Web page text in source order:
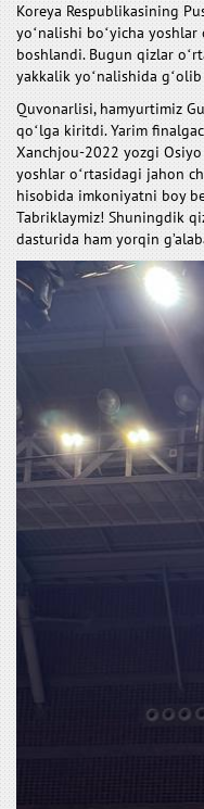
Koreya Respublikasining
yoʻnalishi boʻyicha
boshlandi. Bugun qizlar
yakkalik yoʻnalishida
Quvonarlisi, hamyurtimiz
qoʻlga kiritdi. Yarim
Xanchjou-2022 yozgi
yoshlar oʻrtasidagi jahon
hisobida imkoniyatni boy
Tabriklaymiz! Shuningdik
dasturida ham yorqin